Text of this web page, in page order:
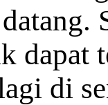
dapat
di